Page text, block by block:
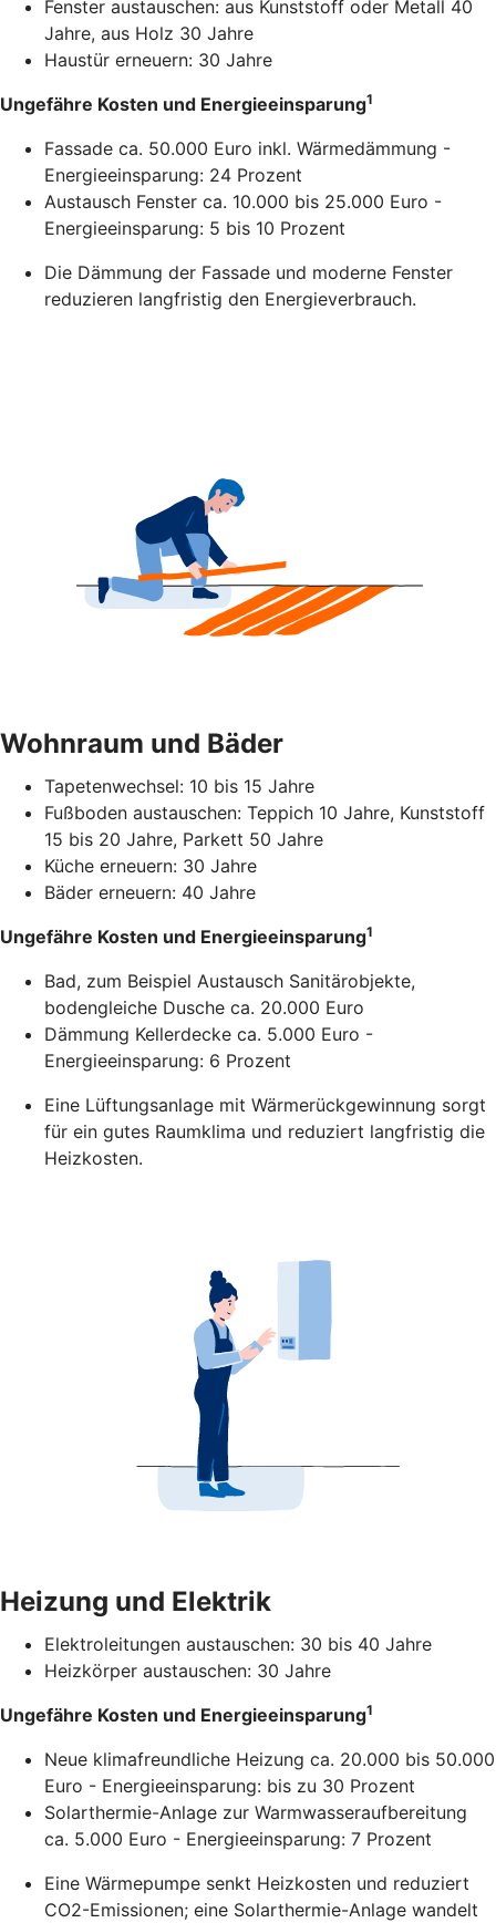
Fenster austauschen: aus Kunststoff oder Metall 40
Jahre, aus Holz 30 Jahre
Haustür erneuern: 30 Jahre
Ungefähre Kosten und Energieeinsparung1
Fassade ca. 50.000 Euro inkl. Wärmedämmung -
Energieeinsparung: 24 Prozent
Austausch Fenster ca. 10.000 bis 25.000 Euro -
Energieeinsparung: 5 bis 10 Prozent
Die Dämmung der Fassade und moderne Fenster
reduzieren langfristig den Energieverbrauch.
Wohnraum und Bäder
Tapetenwechsel: 10 bis 15 Jahre
Fußboden austauschen: Teppich 10 Jahre, Kunststoff
15 bis 20 Jahre, Parkett 50 Jahre
Küche erneuern: 30 Jahre
Bäder erneuern: 40 Jahre
Ungefähre Kosten und Energieeinsparung1
Bad, zum Beispiel Austausch Sanitärobjekte,
bodengleiche Dusche ca. 20.000 Euro
Dämmung Kellerdecke ca. 5.000 Euro -
Energieeinsparung: 6 Prozent
Eine Lüftungsanlage mit Wärmerückgewinnung sorgt
für ein gutes Raumklima und reduziert langfristig die
Heizkosten.
Heizung und Elektrik
Elektroleitungen austauschen: 30 bis 40 Jahre
Heizkörper austauschen: 30 Jahre
Ungefähre Kosten und Energieeinsparung1
Neue klimafreundliche Heizung ca. 20.000 bis 50.000
Euro - Energieeinsparung: bis zu 30 Prozent
Solarthermie-Anlage zur Warmwasseraufbereitung
ca. 5.000 Euro - Energieeinsparung: 7 Prozent
Eine Wärmepumpe senkt Heizkosten und reduziert
CO2-Emissionen; eine Solarthermie-Anlage wandelt